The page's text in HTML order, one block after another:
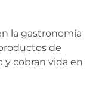
la gastronomía
de
cobran vida en